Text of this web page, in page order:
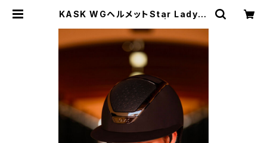
KASK WGヘルメットStar Lady C
| ピアッフェ 公式オンラインショップ
| 通販